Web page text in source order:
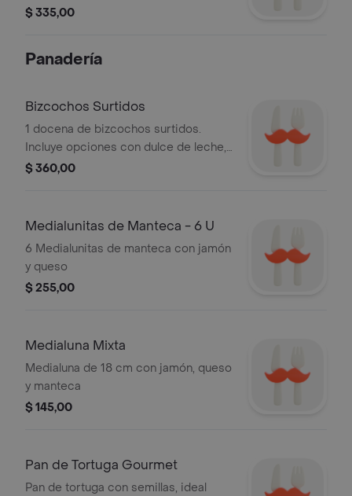
zanahoria y remolacha. acompañada
$ 335,00
Panadería
Bizcochos Surtidos
1 docena de bizcochos surtidos.
Incluye opciones con dulce de leche,
chocolate y crema pastelera. Puedes
$ 360,00
Medialunitas de Manteca - 6 U
6 Medialunitas de manteca con jamón
y queso
$ 255,00
Medialuna Mixta
Medialuna de 18 cm con jamón, queso
y manteca
$ 145,00
Pan de Tortuga Gourmet
Pan de tortuga con semillas, ideal